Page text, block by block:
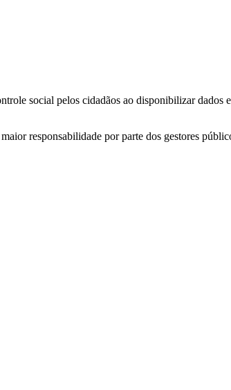
social pelos cidadãos ao disponibilizar dados
responsabilidade por parte dos gestores